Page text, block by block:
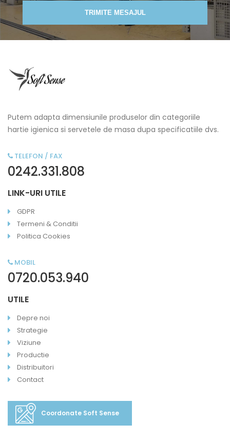
TRIMITE MESAJUL
Putem adapta dimensiunile produselor din categoriile
hartie igienica si servetele de masa dupa specificatiile dvs.
TELEFON / FAX
0242.331.808
LINK-URI UTILE
GDPR
Termeni & Conditii
Politica Cookies
MOBIL
0720.053.940
UTILE
Depre noi
Strategie
Viziune
Productie
Distribuitori
Contact
Coordonate Soft Sense